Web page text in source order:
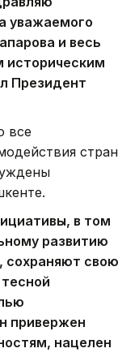
уважаемого
и весь
историческим
Президент
все
стран
в том
развитию
сохраняют свою
привержен
нацелен